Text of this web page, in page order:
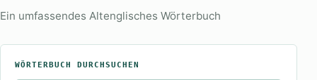
Ein umfassendes Altenglisches Wörterbuch
WÖRTERBUCH DURCHSUCHEN